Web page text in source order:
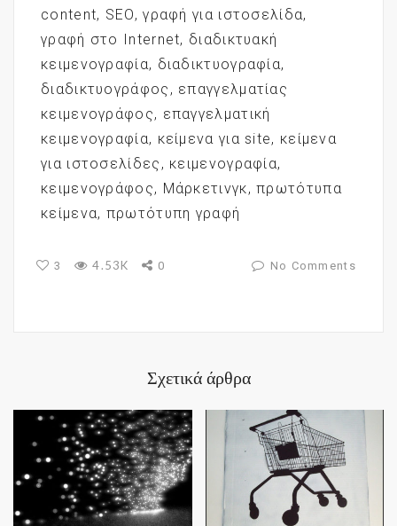
content, SEO,γραφή για ιστοσελίδα,
γραφή στο Internet, διαδικτυακή
κειμενογραφία, διαδικτυογραφία,
διαδικτυογράφος , επαγγελματίας
κειμενογράφος, επαγγελματική
κειμενογραφία, κείμενα για site, κείμενα
για ιστοσελίδες , κειμενογραφία,
κειμενογράφος, Μάρκετινγκ,πρωτότυπα
κείμενα, πρωτότυπη γραφή
3 4.53K 0 No Comments
Σχετικά άρθρα